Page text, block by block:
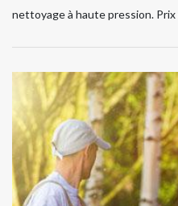
nettoyage à haute pression. Prix